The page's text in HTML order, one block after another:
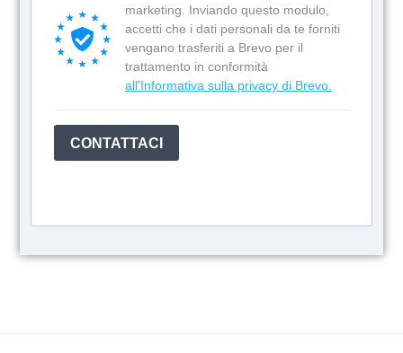
marketing. Inviando questo modulo,
accetti che i dati personali da te forniti
vengano trasferiti a Brevo per il
trattamento in conformità
all'Informativa sulla privacy di Brevo.
CONTATTACI